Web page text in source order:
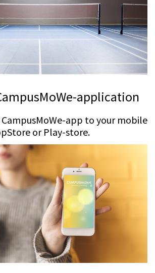
application
app to your mobile
or Play-store.